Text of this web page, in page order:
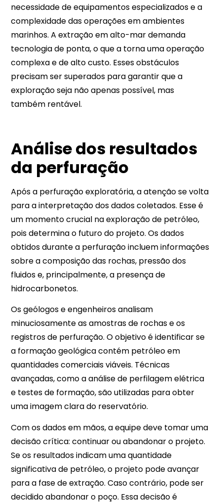
necessidade de equipamentos especializados e a
complexidade das operações em ambientes
marinhos. A extração em alto-mar demanda
tecnologia de ponta, o que a torna uma operação
complexa e de alto custo. Esses obstáculos
precisam ser superados para garantir que a
exploração seja não apenas possível, mas
também rentável.
Análise dos resultados
da perfuração
Após a perfuração exploratória, a atenção se volta
para a interpretação dos dados coletados. Esse é
um momento crucial na exploração de petróleo,
pois determina o futuro do projeto. Os dados
obtidos durante a perfuração incluem informações
sobre a composição das rochas, pressão dos
fluidos e, principalmente, a presença de
hidrocarbonetos.
Os geólogos e engenheiros analisam
minuciosamente as amostras de rochas e os
registros de perfuração. O objetivo é identificar se
a formação geológica contém petróleo em
quantidades comerciais viáveis. Técnicas
avançadas, como a análise de perfilagem elétrica
e testes de formação, são utilizadas para obter
uma imagem clara do reservatório.
Com os dados em mãos, a equipe deve tomar uma
decisão crítica: continuar ou abandonar o projeto.
Se os resultados indicam uma quantidade
significativa de petróleo, o projeto pode avançar
para a fase de extração. Caso contrário, pode ser
decidido abandonar o poço. Essa decisão é